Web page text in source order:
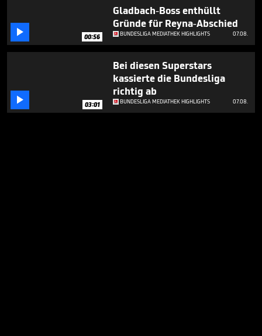
 00:56
Gladbach-Boss enthüllt
Gründe für Reyna-Abschied
BUNDESLIGA MEDIATHEK HIGHLIGHTS 07.08.
 03:01
Bei diesen Superstars
kassierte die Bundesliga
richtig ab
BUNDESLIGA MEDIATHEK HIGHLIGHTS 07.08.